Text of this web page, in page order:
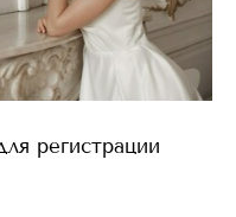
регистрации